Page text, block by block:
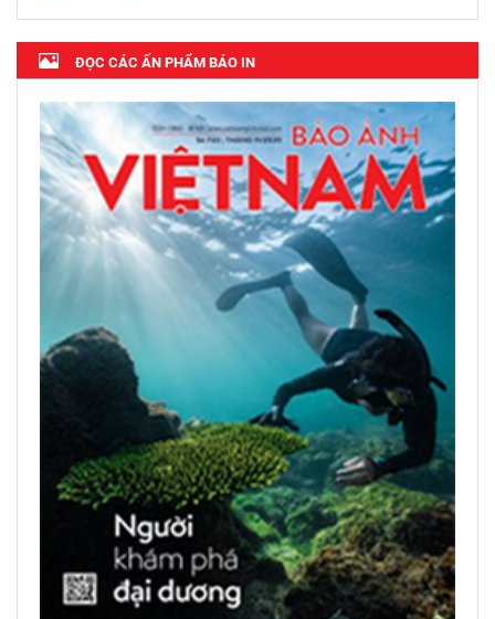
ĐỌC CÁC ẤN PHẨM BÁO IN